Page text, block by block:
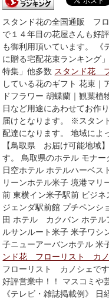
スタンド花の全国通販 フ
で１４年目の花屋さんも好
も御利用頂いています。 《
に贈る宅配花束ランキング
特集」他多数 スタンド花
している花のギフト 花束｜
ドフラワー 胡蝶蘭｜観葉
日など用途にあわせてお作
届けとなります。 ※スタン
配達になります。 地域によ
【鳥取県 お届け可能地域
す。 鳥取県のホテル モナ
日空ホテル ホテルハーベス
リーンホテル米子 境港マリ
前 東横イン米子駅前 ビジ
ジェンダ駅前館 プチペン
田 ホテル カクバン ホテ
ルサンルート米子 米子ワシ
子ニューアーバンホテル 米
ンド花 フローリスト カノ
フローリスト カノシェで
好評営業中！！ マスコミや
《テレビ・雑誌掲載例》